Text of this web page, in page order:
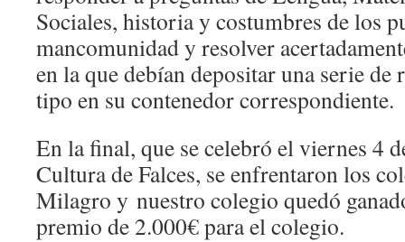
Sociales, historia y costumbres de los
mancomunidad y resolver
en la que debían depositar una serie de
tipo en su contenedor correspondiente.
En la final, que se celebró el viernes 4
Cultura de Falces, se enfrentaron los
Milagro y nuestro colegio quedó
premio de 2.000€ para el colegio.